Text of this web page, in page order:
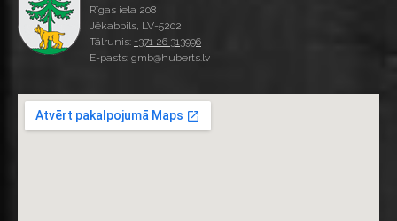
Rīgas iela 208
Jēkabpils, LV-5202
Tālrunis: +371 26 313996
E-pasts: gmb@huberts.lv